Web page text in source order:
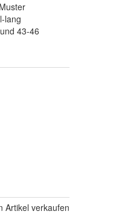
lang
39-42 und 43-46
Artikel verkaufen